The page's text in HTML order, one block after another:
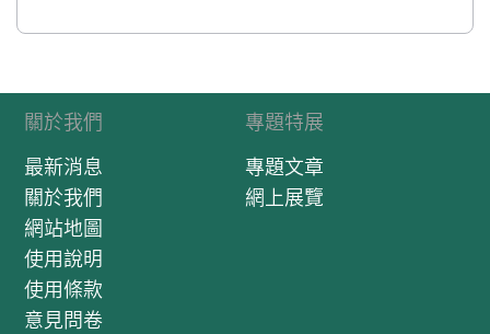
關於我們
最新消息
關於我們
網站地圖
使用說明
使用條款
意見問卷
專題特展
專題文章
網上展覽